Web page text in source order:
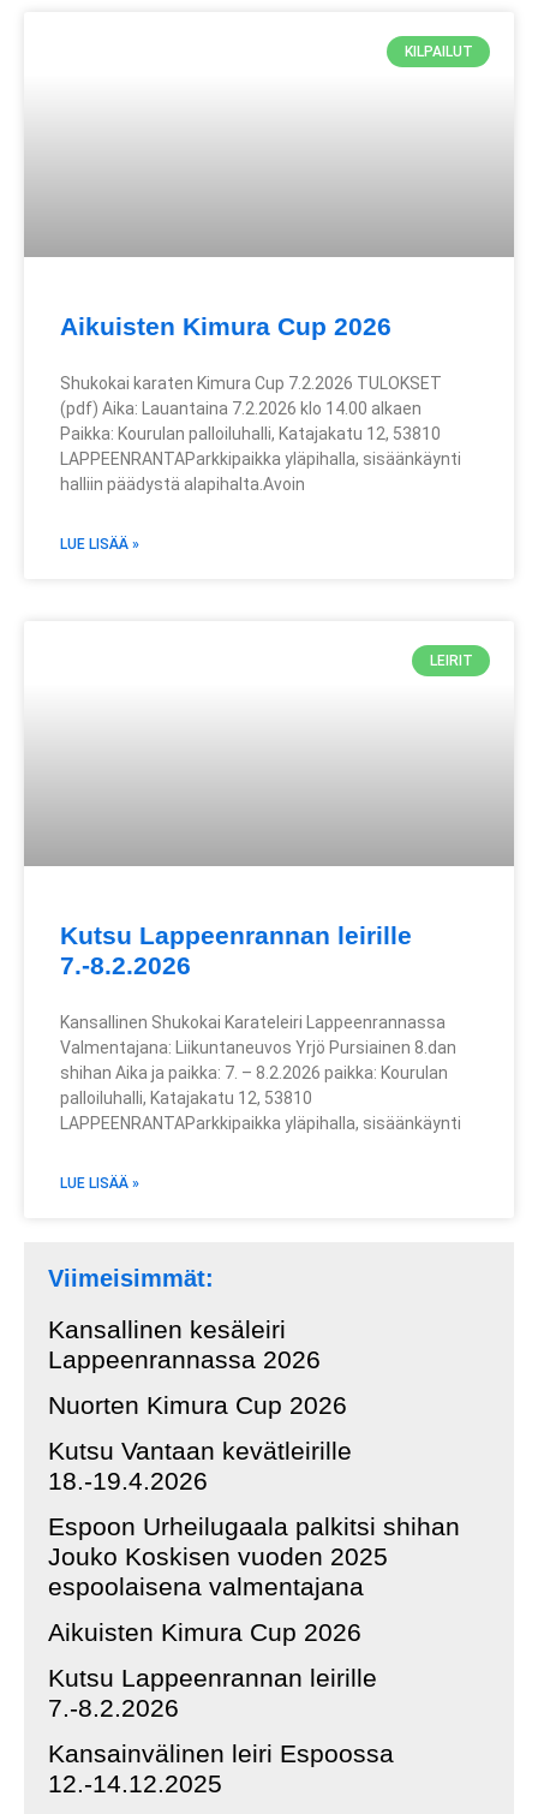
KILPAILUT
Aikuisten Kimura Cup 2026
Shukokai karaten Kimura Cup 7.2.2026 TULOKSET
(pdf) Aika: Lauantaina 7.2.2026 klo 14.00 alkaen
Paikka: Kourulan palloiluhalli, Katajakatu 12, 53810
LAPPEENRANTAParkkipaikka yläpihalla, sisäänkäynti
halliin päädystä alapihalta.Avoin
LUE LISÄÄ »
LEIRIT
Kutsu Lappeenrannan leirille
7.-8.2.2026
Kansallinen Shukokai Karateleiri Lappeenrannassa
Valmentajana: Liikuntaneuvos Yrjö Pursiainen 8.dan
shihan Aika ja paikka: 7. – 8.2.2026 paikka: Kourulan
palloiluhalli, Katajakatu 12, 53810
LAPPEENRANTAParkkipaikka yläpihalla, sisäänkäynti
LUE LISÄÄ »
Viimeisimmät:
Kansallinen kesäleiri
Lappeenrannassa 2026
Nuorten Kimura Cup 2026
Kutsu Vantaan kevätleirille
18.-19.4.2026
Espoon Urheilugaala palkitsi shihan
Jouko Koskisen vuoden 2025
espoolaisena valmentajana
Aikuisten Kimura Cup 2026
Kutsu Lappeenrannan leirille
7.-8.2.2026
Kansainvälinen leiri Espoossa
12.-14.12.2025